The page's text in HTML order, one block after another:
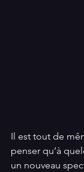
Il est tout de
penser qu’à
un nouveau